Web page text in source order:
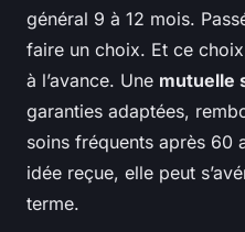
général 9 à 12 mois.
faire un choix. Et ce
à l’avance. Une mutuelle
garanties adaptées,
soins fréquents après 60
idée reçue, elle peut
terme.